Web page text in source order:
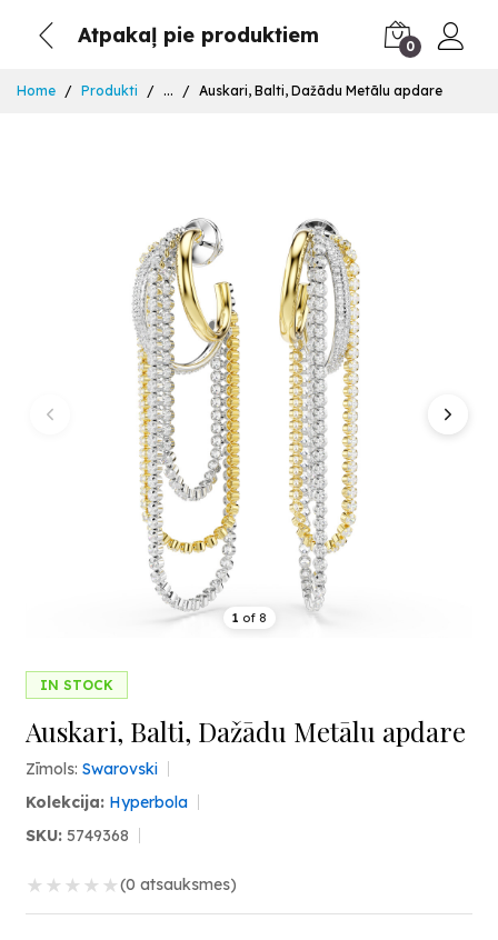
Atpakaļ pie produktiem 0
Home Produkti ... Auskari, Balti, Dažādu Metālu apdare
1 of 8
IN STOCK
Auskari, Balti, Dažādu Metālu apdare
Zīmols: Swarovski
Kolekcija: Hyperbola
SKU: 5749368
★ ★ ★ ★ ★(0 atsauksmes)